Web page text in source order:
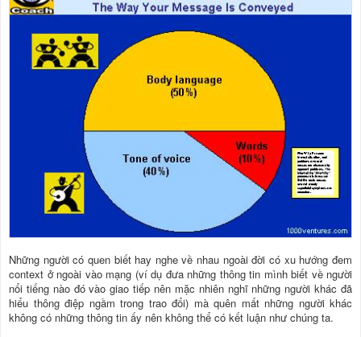
Những người có quen biết hay nghe về nhau ngoài đời có xu hướng đem
context ở ngoài vào mạng (ví dụ đưa những thông tin mình biết về người
nổi tiếng nào đó vào giao tiếp nên mặc nhiên nghĩ những người khác đã
hiểu thông điệp ngầm trong trao đổi) mà quên mất những người khác
không có những thông tin ấy nên không thể có kết luận như chúng ta.